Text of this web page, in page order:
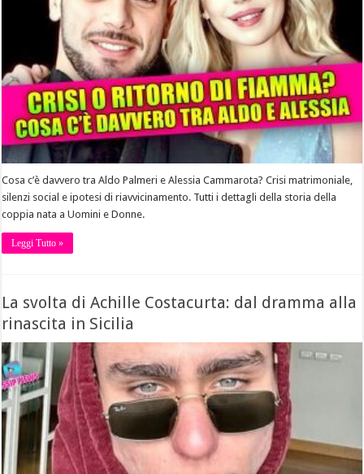
Cosa c’è davvero tra Aldo Palmeri e Alessia Cammarota? Crisi matrimoniale,
silenzi social e ipotesi di riavvicinamento. Tutti i dettagli della storia della
coppia nata a Uomini e Donne.
Leggi Tutto »
La svolta di Achille Costacurta: dal dramma alla
rinascita in Sicilia